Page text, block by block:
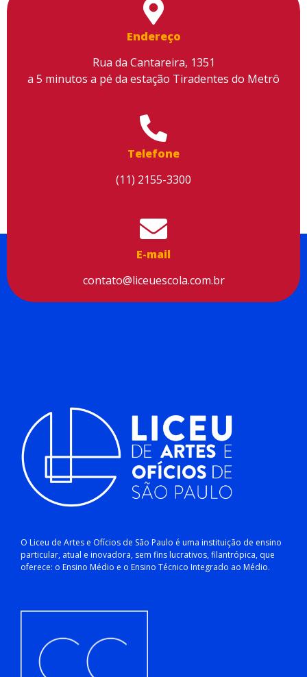
Endereço
Rua da Cantareira, 1351
a 5 minutos a pé da estação Tiradentes do Metrô
Telefone
(11) 2155-3300
E-mail
contato@liceuescola.com.br
O Liceu de Artes e Ofícios de São Paulo é uma instituição de ensino
particular, atual e inovadora, sem fins lucrativos, filantrópica, que
oferece: o Ensino Médio e o Ensino Técnico Integrado ao Médio.
Utilizamos cookies para facilitar o uso do site, personalizar o
conteúdo, melhorar o seu desempenho e proporcionar mais
segurança à sua navegação. Para saber mais, consulte nossa
Política de Privacidade